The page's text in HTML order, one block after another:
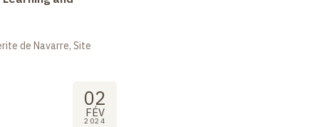
de Navarre, Site
02
FÉV
2024